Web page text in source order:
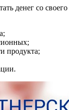
денег со
продукта;